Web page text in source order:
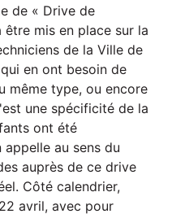
de « Drive de
mis en place sur la
de la Ville de
en ont besoin de
même type, ou encore
une spécificité de la
ont été
au sens du
auprès de ce drive
Côté calendrier,
avril, avec pour